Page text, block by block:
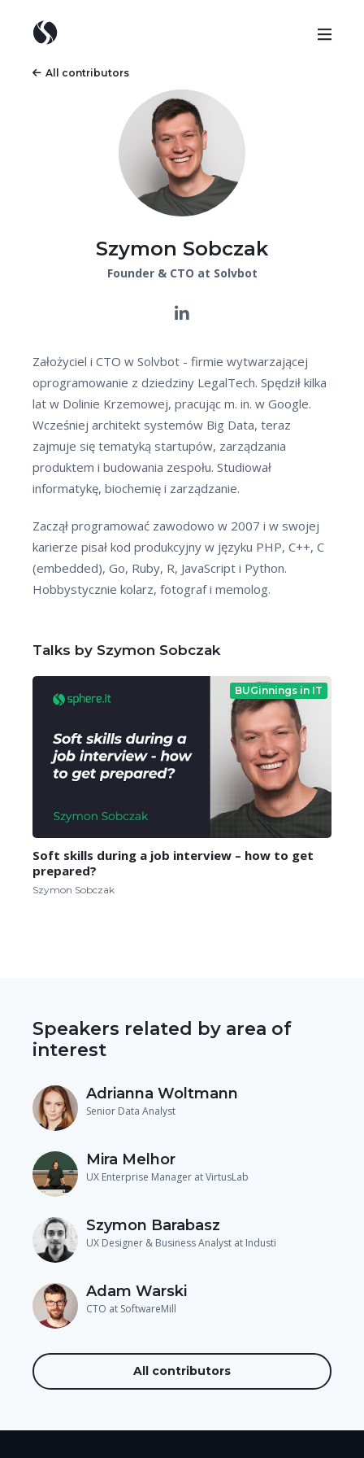
All contributors
Szymon Sobczak
Founder & CTO at Solvbot
Założyciel i CTO w Solvbot - firmie wytwarzającej
oprogramowanie z dziedziny LegalTech. Spędził kilka
lat w Dolinie Krzemowej, pracując m. in. w Google.
Wcześniej architekt systemów Big Data, teraz
zajmuje się tematyką startupów, zarządzania
produktem i budowania zespołu. Studiował
informatykę, biochemię i zarządzanie.
Zaczął programować zawodowo w 2007 i w swojej
karierze pisał kod produkcyjny w języku PHP, C++, C
(embedded), Go, Ruby, R, JavaScript i Python.
Hobbystycznie kolarz, fotograf i memolog.
Talks by Szymon Sobczak
BUGinnings in IT
Soft skills during a job interview – how to get
prepared?
Szymon Sobczak
Speakers related by area of
interest
Adrianna Woltmann
Senior Data Analyst
Mira Melhor
UX Enterprise Manager at VirtusLab
Szymon Barabasz
UX Designer & Business Analyst at Industi
Adam Warski
CTO at SoftwareMill
All contributors